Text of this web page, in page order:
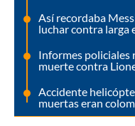
Así recordaba
luchar contra larga
Informes policiales
muerte contra
Accidente
muertas eran